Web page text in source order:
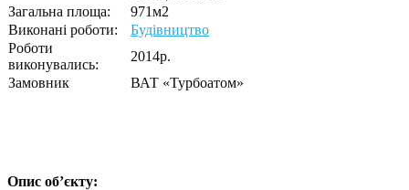
Загальна площа:
971м2
Виконані роботи:
Будівництво
Роботи
виконувались:
2014р.
Замовник
ВАТ «Турбоатом»
Опис об’єкту: